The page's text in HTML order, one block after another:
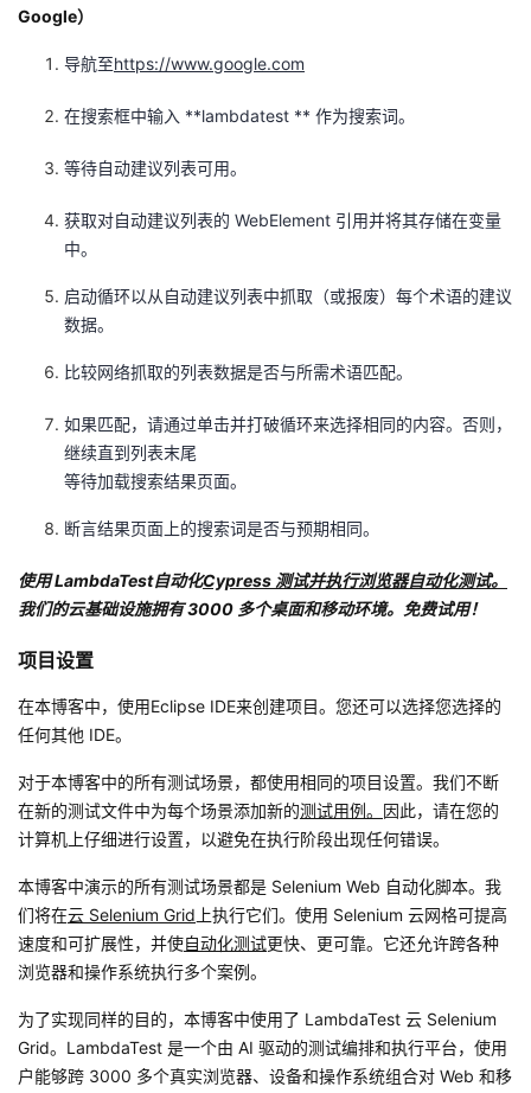
Google）
导航至https://www.google.com
在搜索框中输入 **lambdatest ** 作为搜索词。
等待自动建议列表可用。
获取对自动建议列表的 WebElement 引用并将其存储在变量
中。
启动循环以从自动建议列表中抓取（或报废）每个术语的建议
数据。
比较网络抓取的列表数据是否与所需术语匹配。
如果匹配，请通过单击并打破循环来选择相同的内容。否则，
继续直到列表末尾
等待加载搜索结果页面。
断言结果页面上的搜索词是否与预期相同。
使用 LambdaTest自动化Cypress 测试并执行浏览器自动化测试。
我们的云基础设施拥有 3000 多个桌面和移动环境。免费试用！
项目设置
在本博客中，使用Eclipse IDE来创建项目。您还可以选择您选择的
任何其他 IDE。
对于本博客中的所有测试场景，都使用相同的项目设置。我们不断
在新的测试文件中为每个场景添加新的测试用例。 因此，请在您的
计算机上仔细进行设置，以避免在执行阶段出现任何错误。
本博客中演示的所有测试场景都是 Selenium Web 自动化脚本。我
们将在云 Selenium Grid 上执行它们。使用 Selenium 云网格可提高
速度和可扩展性，并使自动化测试更快、更可靠。它还允许跨各种
浏览器和操作系统执行多个案例。
为了实现同样的目的，本博客中使用了 LambdaTest 云 Selenium
Grid。LambdaTest 是一个由 AI 驱动的测试编排和执行平台，使用
户能够跨 3000 多个真实浏览器、设备和操作系统组合对 Web 和移